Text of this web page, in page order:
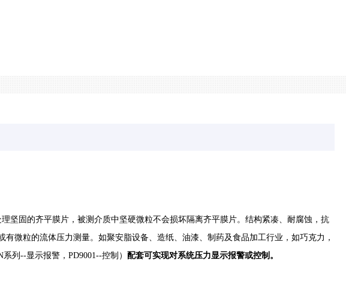
固的齐平膜片，被测介质中坚硬微粒不会损坏隔离齐平膜片。结构紧凑、耐腐蚀，抗
微粒的流体压力测量。如聚安脂设备、造纸、油漆、制药及食品加工行业，如巧克力，
N系列--显示报警，PD9001--控制） 配套可实现对系统压力显示报警或控制。